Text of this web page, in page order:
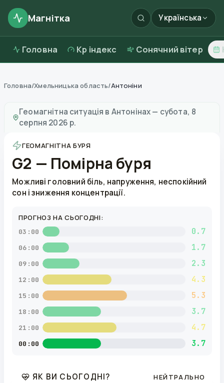
Магнітка Українська
Головна Kp індекс Сонячний вітер
Головна/Хмельницька область/Антоніни
Геомагнітна ситуація в Антонінах— субота, 8
серпня 2026 р.
ГЕОМАГНІТНА БУРЯ
G2 — Помірна буря
Можливі головний біль, напруження, неспокійний
сон і зниження концентрації.
ПРОГНОЗ НА СЬОГОДНІ:
03:00 0.7
06:00 1.7
09:00 2.3
12:00 4.3
15:00 5.3
18:00 3.7
21:00 4.7
00:00 3.7
ЯК ВИ СЬОГОДНІ? НЕЙТРАЛЬНО